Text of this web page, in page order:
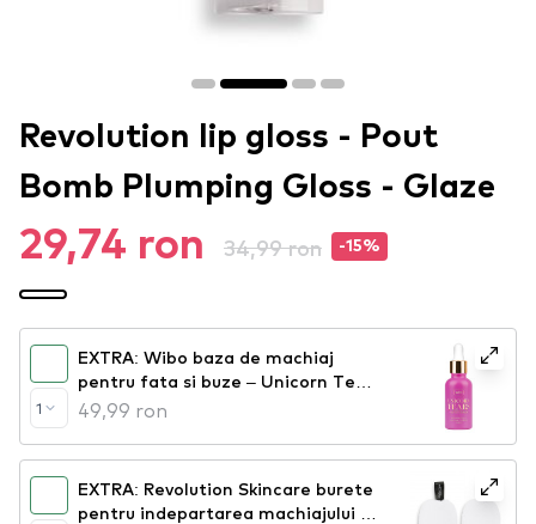
Revolution lip gloss - Pout
Bomb Plumping Gloss - Glaze
29,74 ron 34,99 ron -15%
1
EXTRA: Wibo baza de machiaj
pentru fata si buze – Unicorn Tears
Face And Lip Primer (CE288)
49,99 ron
EXTRA: Revolution Skincare burete
pentru indepartarea machiajului -